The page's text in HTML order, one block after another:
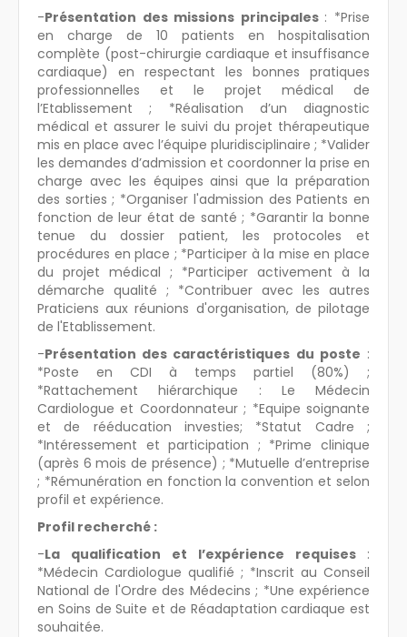
-Présentation des missions principales : *Prise
en charge de 10 patients en hospitalisation
complète (post-chirurgie cardiaque et insuffisance
cardiaque) en respectant les bonnes pratiques
professionnelles et le projet médical de
l’Etablissement ; *Réalisation d’un diagnostic
médical et assurer le suivi du projet thérapeutique
mis en place avec l’équipe pluridisciplinaire ; *Valider
les demandes d’admission et coordonner la prise en
charge avec les équipes ainsi que la préparation
des sorties ; *Organiser l'admission des Patients en
fonction de leur état de santé ; *Garantir la bonne
tenue du dossier patient, les protocoles et
procédures en place ; *Participer à la mise en place
du projet médical ; *Participer activement à la
démarche qualité ; *Contribuer avec les autres
Praticiens aux réunions d'organisation, de pilotage
de l'Etablissement.
-Présentation des caractéristiques du poste :
*Poste en CDI à temps partiel (80%) ;
*Rattachement hiérarchique : Le Médecin
Cardiologue et Coordonnateur ; *Equipe soignante
et de rééducation investies; *Statut Cadre ;
*Intéressement et participation ; *Prime clinique
(après 6 mois de présence) ; *Mutuelle d’entreprise
; *Rémunération en fonction la convention et selon
profil et expérience.
Profil recherché :
-La qualification et l’expérience requises :
*Médecin Cardiologue qualifié ; *Inscrit au Conseil
National de l'Ordre des Médecins ; *Une expérience
en Soins de Suite et de Réadaptation cardiaque est
souhaitée.